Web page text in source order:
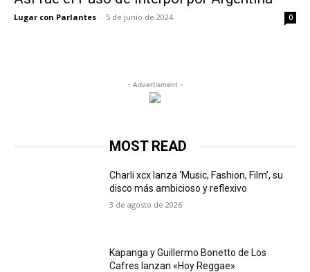
Lugar con Parlantes - 5 de junio de 2024 0
- Advertisment -
MOST READ
Charli xcx lanza ‘Music, Fashion, Film’, su
disco más ambicioso y reflexivo
3 de agosto de 2026
Kapanga y Guillermo Bonetto de Los
Cafres lanzan «Hoy Reggae»